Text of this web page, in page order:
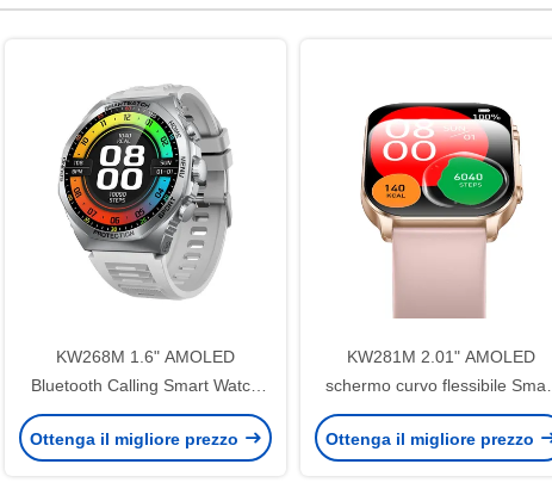
KW268M 1.6" AMOLED
Bluetooth Calling Smart Watch
con display rotondo grande
Ottenga il migliore prezzo
KW281M 2.01" AMOLED
schermo curvo flessibile Smart
Watch PVD Metal Frame
schermo curvo flessibile 24/7
Ottenga il migliore prezzo